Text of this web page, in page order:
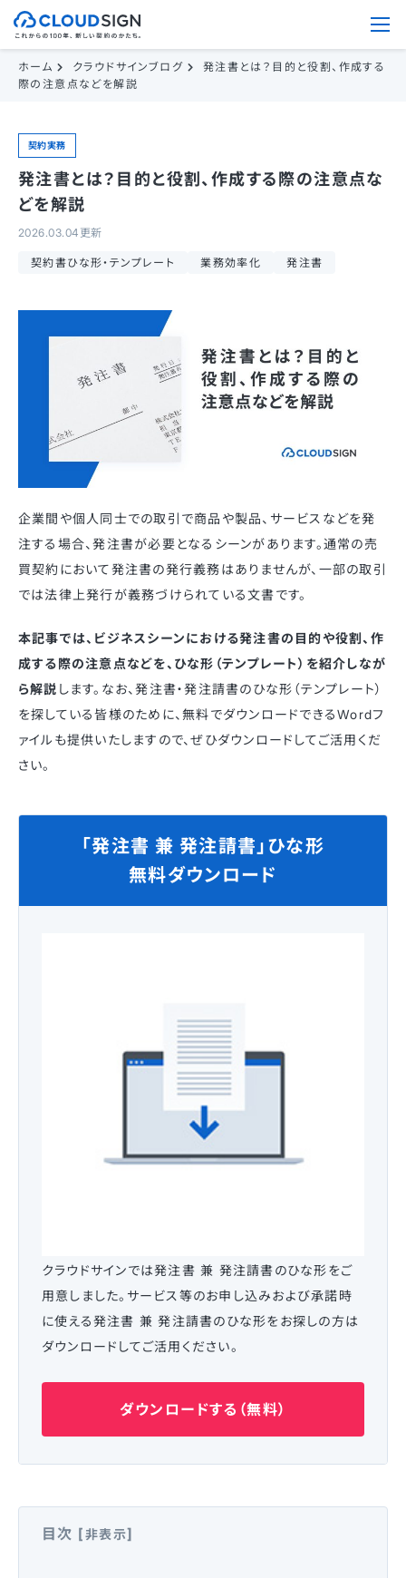
ホーム クラウドサインブログ
発注書とは？目的と役割、作成する
際の注意点などを解説
契約実務
発注書とは？目的と役割、作成する際の注意点な
どを解説
2026.03.04更新
契約書ひな形・テンプレート 業務効率化 発注書
企業間や個人同士での取引で商品や製品、サービスなどを発
注する場合、発注書が必要となるシーンがあります。通常の売
買契約において発注書の発行義務はありませんが、一部の取引
では法律上発行が義務づけられている文書です。
本記事では、ビジネスシーンにおける発注書の目的や役割、作
成する際の注意点などを、ひな形（テンプレート）を紹介しなが
ら解説 します。なお、発注書・発注請書のひな形（テンプレート）
を探している皆様のために、無料でダウンロードできるWordフ
ァイルも提供いたしますので、ぜひダウンロードしてご活用くだ
さい。
「発注書 兼 発注請書」ひな形
無料ダウンロード
クラウドサインでは発注書 兼 発注請書のひな形をご
用意しました。サービス等のお申し込みおよび承諾時
に使える発注書 兼 発注請書のひな形をお探しの方は
ダウンロードしてご活用ください。
ダウンロードする（無料）
目次 [非表示]